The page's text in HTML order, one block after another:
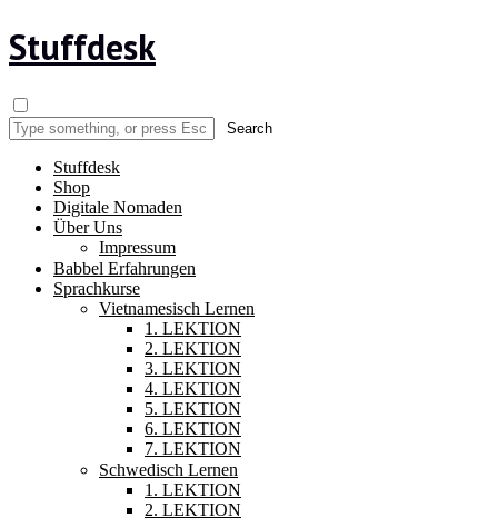
Stuffdesk
Stuffdesk
Shop
Digitale Nomaden
Über Uns
Impressum
Babbel Erfahrungen
Sprachkurse
Vietnamesisch Lernen
1. LEKTION
2. LEKTION
3. LEKTION
4. LEKTION
5. LEKTION
6. LEKTION
7. LEKTION
Schwedisch Lernen
1. LEKTION
2. LEKTION